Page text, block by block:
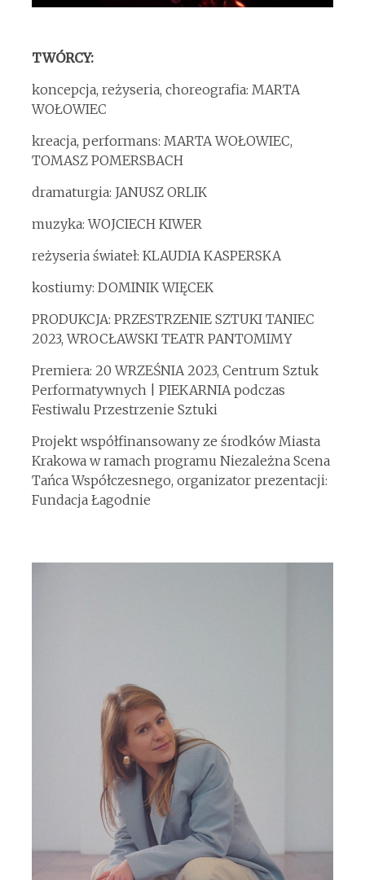
TWÓRCY:
koncepcja, reżyseria, choreografia: MARTA
WOŁOWIEC
kreacja, performans: MARTA WOŁOWIEC,
TOMASZ POMERSBACH
dramaturgia: JANUSZ ORLIK
muzyka: WOJCIECH KIWER
reżyseria świateł: KLAUDIA KASPERSKA
kostiumy: DOMINIK WIĘCEK
PRODUKCJA: PRZESTRZENIE SZTUKI TANIEC
2023, WROCŁAWSKI TEATR PANTOMIMY
​Premiera: 20 WRZEŚNIA 2023, Centrum Sztuk
Performatywnych | PIEKARNIA podczas
Festiwalu Przestrzenie Sztuki
Projekt współfinansowany ze środków Miasta
Krakowa w ramach programu Niezależna Scena
Tańca Współczesnego, organizator prezentacji:
Fundacja Łagodnie